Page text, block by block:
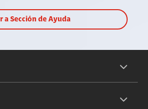
Ir a Sección de Ayuda